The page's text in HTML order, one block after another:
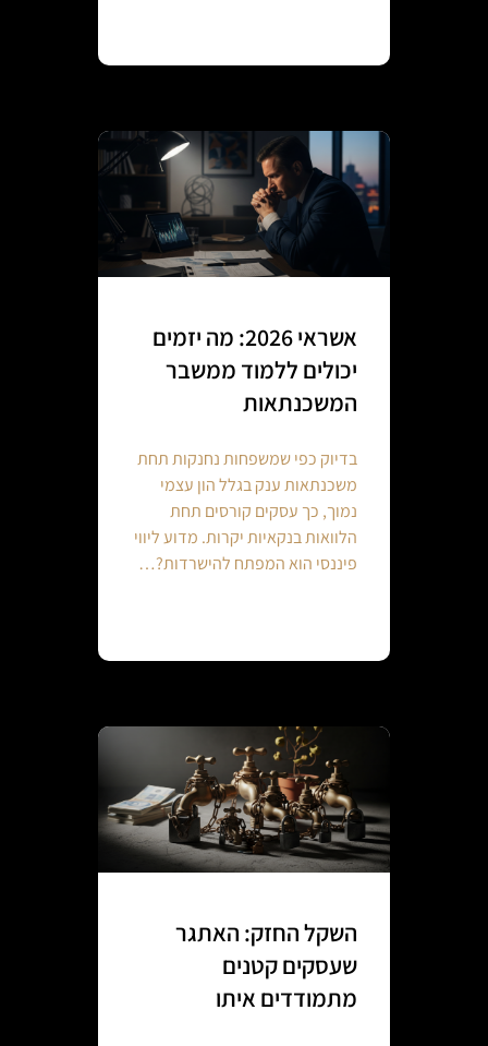
אשראי 2026: מה יזמים
יכולים ללמוד ממשבר
המשכנתאות
בדיוק כפי שמשפחות נחנקות תחת
משכנתאות ענק בגלל הון עצמי
נמוך, כך עסקים קורסים תחת
הלוואות בנקאיות יקרות. מדוע ליווי
פיננסי הוא המפתח להישרדות?…
השקל החזק: האתגר
שעסקים קטנים
מתמודדים איתו